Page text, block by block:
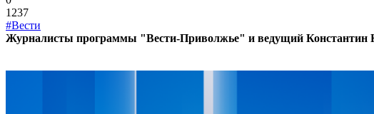
1237
#Вести
Журналисты программы "Вести-Приволжье" и ведущий Константин